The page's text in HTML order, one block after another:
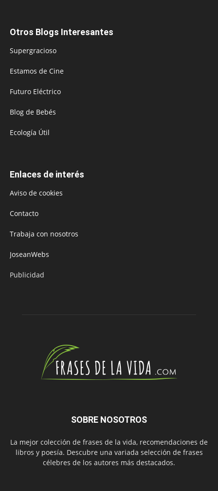
Otros Blogs Interesantes
Supergracioso
Estamos de Cine
Futuro Eléctrico
Blog de Bebés
Ecología Útil
Enlaces de interés
Aviso de cookies
Contacto
Trabaja con nosotros
JoseanWebs
Publicidad
SOBRE NOSOTROS
La mejor colección de frases de la vida, recomendaciones de
libros y poesía. Descubre una variada selección de frases
célebres de los autores más destacados.